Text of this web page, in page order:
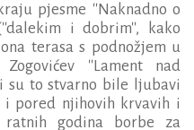
pjesme ''Naknadno o
i dobrim'', kako
terasa s podnožjem u
''Lament nad
su to stvarno bile ljubavi
pored njihovih krvavih i
ratnih godina borbe za